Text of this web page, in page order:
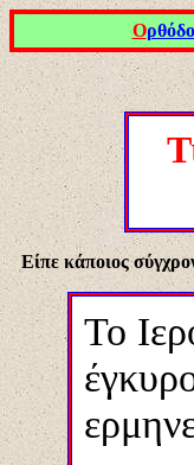
Ο
Είπε κάποιος
Το